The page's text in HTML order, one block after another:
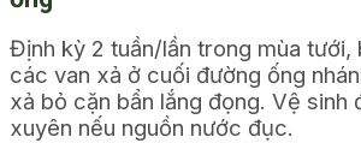
Định kỳ 2 tuần/lần trong mùa tưới,
các van xả ở cuối đường ống
xả bỏ cặn bẩn lắng đọng. Vệ sinh
xuyên nếu nguồn nước đục.